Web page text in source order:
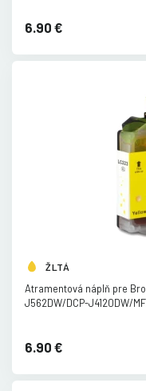
6.90 €
ŽLTÁ
Atramentová náplň pre
J562DW/DCP-J4120DW/
6.90 €